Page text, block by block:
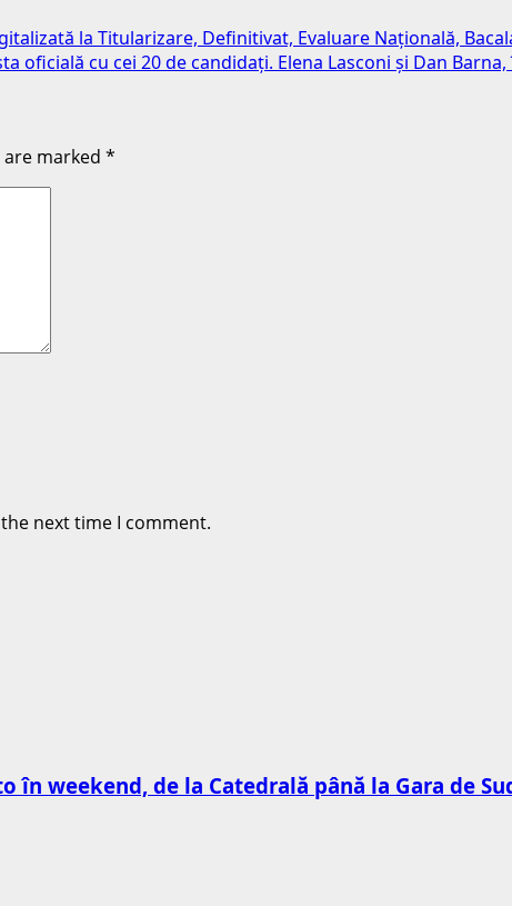
la Titularizare, Definitivat, Evaluare Națională,
oficială cu cei 20 de candidați. Elena Lasconi și Dan
marked *
next time I comment.
weekend, de la Catedrală până la Gara de